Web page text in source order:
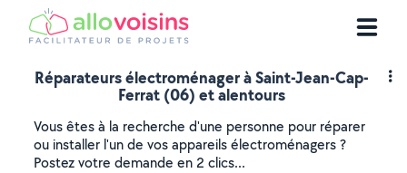
Réparateurs électroménager à Saint-Jean-Cap-
Ferrat (06) et alentours
Vous êtes à la recherche d'une personne pour réparer
ou installer l'un de vos appareils électroménagers ?
Postez votre demande en 2 clics...